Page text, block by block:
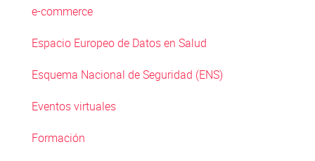
e-commerce
Espacio Europeo de Datos en Salud
Esquema Nacional de Seguridad (ENS)
Eventos virtuales
Formación